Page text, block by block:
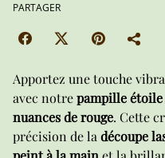
PARTAGER
Apportez une touche
avec notrepampille étoile
nuances de rouge. Cette
précision de la découpe